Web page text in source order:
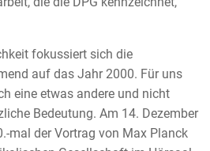
fokussiert sich die
auf das Jahr 2000. Für uns
eine etwas andere und nicht
Bedeutung. Am 14. Dezember
mal der Vortrag von Max Planck